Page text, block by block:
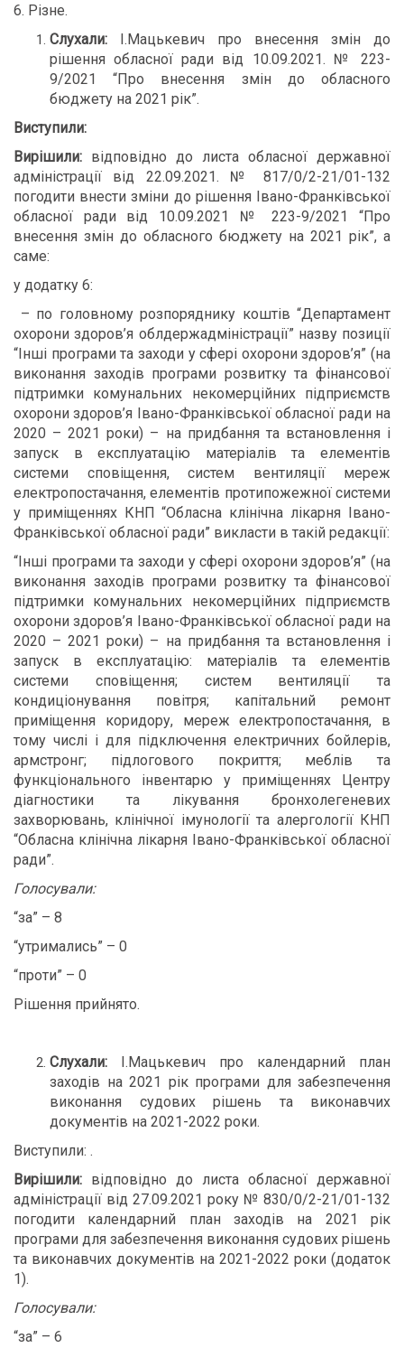
6. Різне.
Слухали: І.Мацькевич про внесення змін до
рішення обласної ради від 10.09.2021. № 223-
9/2021 “Про внесення змін до обласного
бюджету на 2021 рік”.
Виступили:
Вирішили: відповідно до листа обласної державної
адміністрації від 22.09.2021. № 817/0/2-21/01-132
погодити внести зміни до рішення Івано-Франківської
обласної ради від 10.09.2021 № 223-9/2021 “Про
внесення змін до обласного бюджету на 2021 рік”, а
саме:
у додатку 6:
– по головному розпоряднику коштів “Департамент
охорони здоров’я облдержадміністрації” назву позиції
“Інші програми та заходи у сфері охорони здоров’я” (на
виконання заходів програми розвитку та фінансової
підтримки комунальних некомерційних підприємств
охорони здоров’я Івано-Франківської обласної ради на
2020 – 2021 роки) – на придбання та встановлення і
запуск в експлуатацію матеріалів та елементів
системи сповіщення, систем вентиляції мереж
електропостачання, елементів протипожежної системи
у приміщеннях КНП “Обласна клінічна лікарня Івано-
Франківської обласної ради” викласти в такій редакції:
“Інші програми та заходи у сфері охорони здоров’я” (на
виконання заходів програми розвитку та фінансової
підтримки комунальних некомерційних підприємств
охорони здоров’я Івано-Франківської обласної ради на
2020 – 2021 роки) – на придбання та встановлення і
запуск в експлуатацію: матеріалів та елементів
системи сповіщення; систем вентиляції та
кондиціонування повітря; капітальний ремонт
приміщення коридору, мереж електропостачання, в
тому числі і для підключення електричних бойлерів,
армстронг; підлогового покриття; меблів та
функціонального інвентарю у приміщеннях Центру
діагностики та лікування бронхолегеневих
захворювань, клінічної імунології та алергології КНП
“Обласна клінічна лікарня Івано-Франківської обласної
ради”.
Голосували:
“за” – 8
“утримались” – 0
“проти” – 0
Рішення прийнято.
Слухали: І.Мацькевич про календарний план
заходів на 2021 рік програми для забезпечення
виконання судових рішень та виконавчих
документів на 2021-2022 роки.
Виступили: .
Вирішили: відповідно до листа обласної державної
адміністрації від 27.09.2021 року № 830/0/2-21/01-132
погодити календарний план заходів на 2021 рік
програми для забезпечення виконання судових рішень
та виконавчих документів на 2021-2022 роки (додаток
1).
Голосували:
“за” – 6